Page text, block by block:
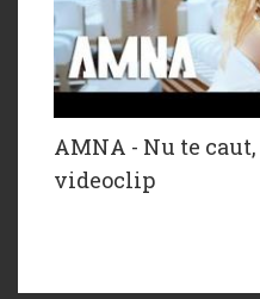
AMNA - Nu te
videoclip